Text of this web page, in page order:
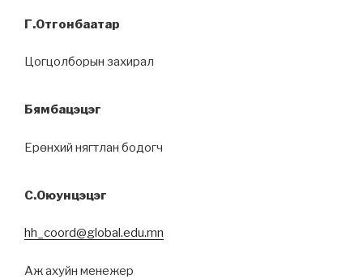
Г.Отгонбаатар
Цогцолборын захирал
Бямбацэцэг
Ерөнхий нягтлан бодогч
С.Оюунцэцэг
hh_coord@global.edu.mn
Аж ахуйн менежер